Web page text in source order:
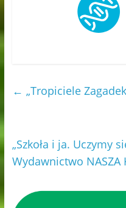
← „Tropiciele
„Szkoła i ja. Uczymy
Wydawnictwo NASZA